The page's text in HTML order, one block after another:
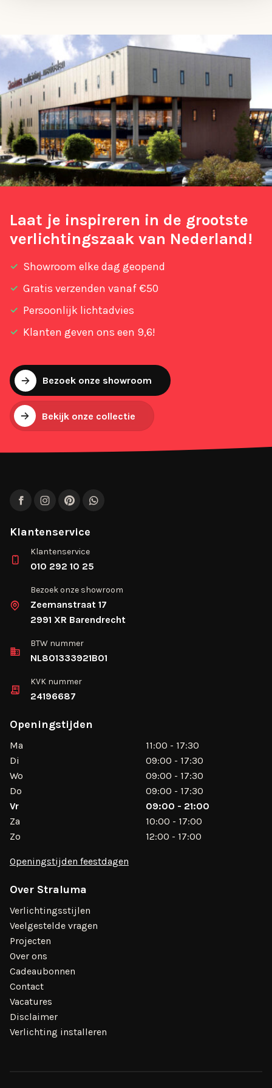
Laat je inspireren in de grootste
verlichtingszaak van Nederland!
Showroom elke dag geopend
Gratis verzenden vanaf €50
Persoonlijk lichtadvies
Klanten geven ons een 9,6!
Bezoek onze showroom
Bekijk onze collectie
FacebookInstagram
PinterestWhatsApp
Klantenservice
Klantenservice
010 292 10 25
Bezoek onze showroom
Zeemanstraat 17
2991 XR Barendrecht
BTW nummer
NL801333921B01
KVK nummer
24196687
Openingstijden
Ma
11:00 - 17:30
Di
09:00 - 17:30
Wo
09:00 - 17:30
Do
09:00 - 17:30
Vr
09:00 - 21:00
Za
10:00 - 17:00
Zo
12:00 - 17:00
Openingstijden feestdagen
Over Straluma
Verlichtingsstijlen
Veelgestelde vragen
Projecten
Over ons
Cadeaubonnen
Contact
Vacatures
Disclaimer
Verlichting installeren